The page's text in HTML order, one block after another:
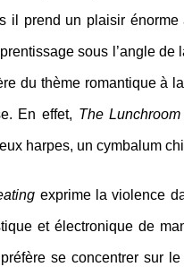
il prend un plaisir énorme
sous l’angle
du thème romantique à
En effet, The Lunchroom
harpes, un cymbalum
exprime la violence
et électronique de
se concentrer sur